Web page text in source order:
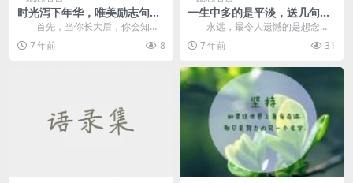
时光泻下年华，唯美励志句子
分享
首先，当你长大后，你会知
道，在回顾的那一刻，没有怨恨的
年轻人将不会感到遗憾，...
7 年前 8
一生中多的是平淡，送几句励
志句子给自己
永远，最令人遗憾的是想念
它，后悔；最痛苦的是我要来了，
你走了。 ...
7 年前 31